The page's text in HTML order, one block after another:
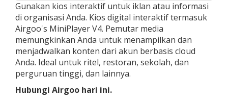
Gunakan kios interaktif untuk iklan atau informasi
di organisasi Anda. Kios digital interaktif termasuk
Airgoo's MiniPlayer V4. Pemutar media
memungkinkan Anda untuk menampilkan dan
menjadwalkan konten dari akun berbasis cloud
Anda. Ideal untuk ritel, restoran, sekolah, dan
perguruan tinggi, dan lainnya.
Hubungi Airgoo hari ini.